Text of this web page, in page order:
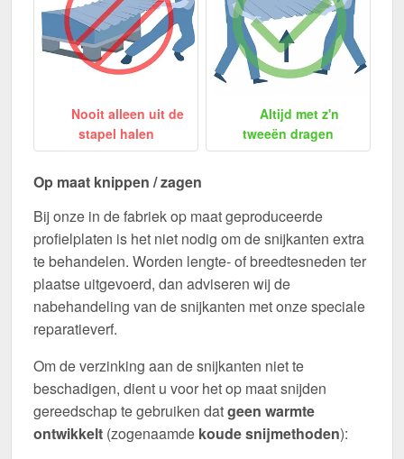
Nooit alleen uit de
stapel halen
Altijd met z'n
tweeën dragen
Op maat knippen / zagen
Bij onze in de fabriek op maat geproduceerde
profielplaten is het niet nodig om de snijkanten extra
te behandelen. Worden lengte- of breedtesneden ter
plaatse uitgevoerd, dan adviseren wij de
nabehandeling van de snijkanten met onze speciale
reparatieverf.
Om de verzinking aan de snijkanten niet te
beschadigen, dient u voor het op maat snijden
gereedschap te gebruiken datgeen warmte
ontwikkelt (zogenaamde koude snijmethoden):